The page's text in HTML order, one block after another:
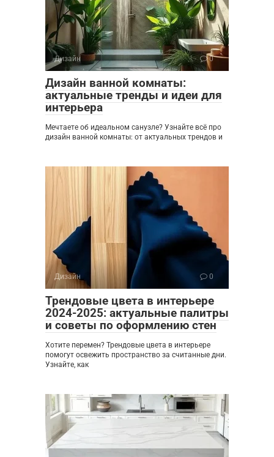
Дизайн 0
Дизайн ванной комнаты:
актуальные тренды и идеи для
интерьера
Мечтаете об идеальном санузле? Узнайте всё про
дизайн ванной комнаты: от актуальных трендов и
Дизайн 0
Трендовые цвета в интерьере
2024-2025: актуальные палитры
и советы по оформлению стен
Хотите перемен? Трендовые цвета в интерьере
помогут освежить пространство за считанные дни.
Узнайте, как